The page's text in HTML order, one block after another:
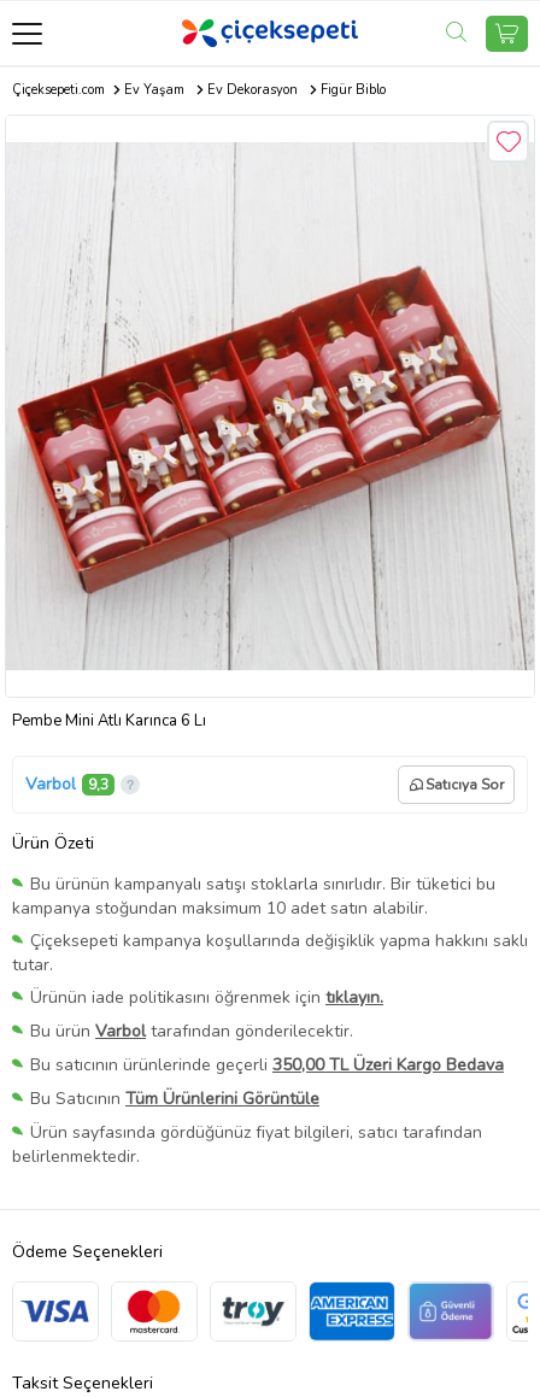
Çiçeksepeti.com Ev Yaşam Ev Dekorasyon Figür Biblo
Pembe Mini Atlı Karınca 6 Lı
Varbol 9,3 Satıcıya Sor
Ürün Özeti
Bu ürünün kampanyalı satışı stoklarla sınırlıdır. Bir tüketici bu
kampanya stoğundan maksimum 10 adet satın alabilir.
Çiçeksepeti kampanya koşullarında değişiklik yapma hakkını saklı
tutar.
Ürünün iade politikasını öğrenmek için tıklayın.
Bu ürün Varboltarafından gönderilecektir.
Bu satıcının ürünlerinde geçerli 350,00 TL Üzeri Kargo Bedava
Bu Satıcının Tüm Ürünlerini Görüntüle
Ürün sayfasında gördüğünüz fiyat bilgileri, satıcı tarafından
belirlenmektedir.
Ödeme Seçenekleri
Taksit Seçenekleri